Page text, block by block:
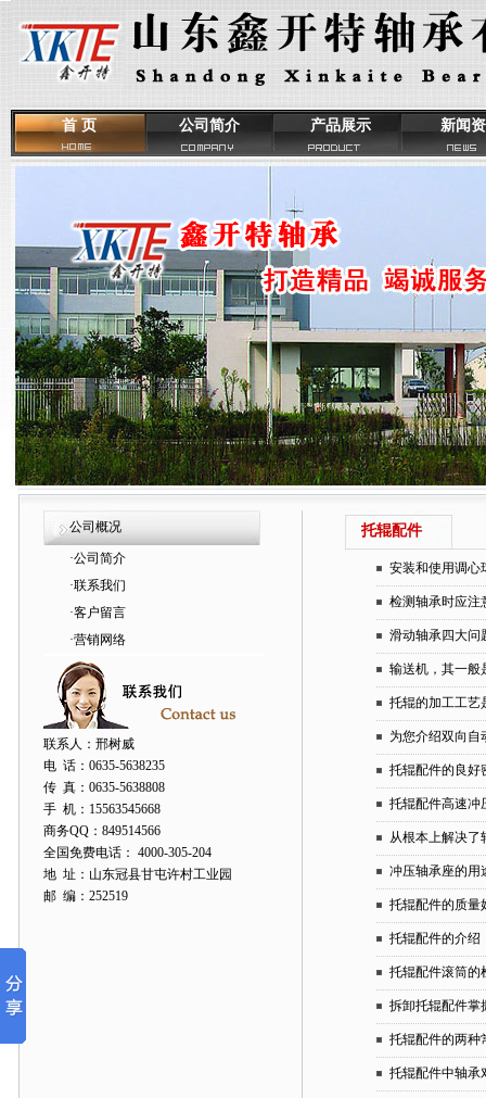
首 页 公司简介 产品展示 新闻
公司概况
·公司简介
·联系我们
·客户留言
·营销网络
联系人：邢树威
电 话：0635-5638235
传 真：0635-5638808
手 机：15563545668
商务QQ：849514566
全国免费电话： 4000-305-204
地 址：山东冠县甘屯许村工业园
邮 编：252519
托辊配件
安装和使用调心
检测轴承时应注
滑动轴承四大问
输送机，其一般
托辊的加工工艺
为您介绍双向自
托辊配件的良好
托辊配件高速冲
从根本上解决了
冲压轴承座的用
托辊配件的质量
托辊配件的介绍
托辊配件滚筒的
拆卸托辊配件掌
托辊配件的两种
托辊配件中轴承